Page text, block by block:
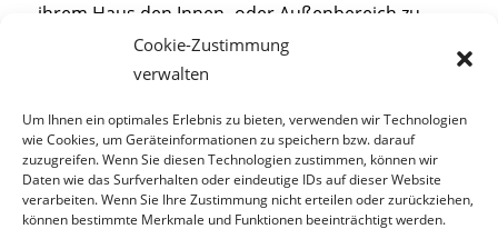
Cookie-Zustimmung
verwalten
Um Ihnen ein optimales Erlebnis zu bieten, verwenden wir Technologien
wie Cookies, um Geräteinformationen zu speichern bzw. darauf
zuzugreifen. Wenn Sie diesen Technologien zustimmen, können wir
Daten wie das Surfverhalten oder eindeutige IDs auf dieser Website
verarbeiten. Wenn Sie Ihre Zustimmung nicht erteilen oder zurückziehen,
können bestimmte Merkmale und Funktionen beeinträchtigt werden.
ihrem Haus den Innen- oder Außenbereich zu
streichen. Dazu benötigen Sie folgende
Werkzeuge:
Eckenpinsel.
Malerwalze.
Farbrolle.
Abtropfgitter.